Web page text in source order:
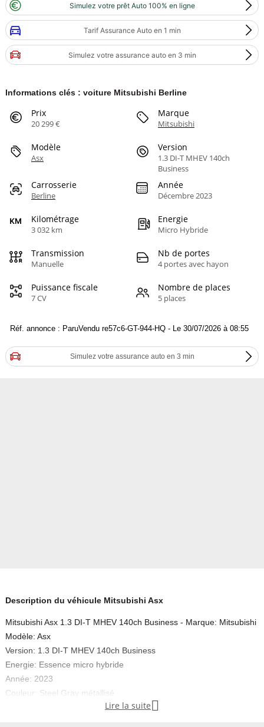
Simulez votre prêt Auto 100% en ligne
Tarif Assurance Auto en 1 min
Simulez votre assurance auto en 3 min
Informations clés : voiture Mitsubishi Berline
Prix
20 299 €
Marque
Mitsubishi
Modèle
Asx
Version
1.3 DI-T MHEV 140ch
Business
Carrosserie
Berline
Année
Décembre 2023
Kilométrage
3 032 km
Energie
Micro Hybride
Transmission
Manuelle
Nb de portes
4 portes avec hayon
Puissance fiscale
7 CV
Nombre de places
5 places
Réf. annonce : ParuVendu re57c6-GT-944-HQ - Le 30/07/2026 à 08:55
Simulez votre assurance auto en 3 min
Description du véhicule Mitsubishi Asx
Mitsubishi Asx 1.3 DI-T MHEV 140ch Business - Marque: Mitsubishi
Modèle: Asx
Version: 1.3 DI-T MHEV 140ch Business
Energie: Essence micro hybride
Année: 2023
Couleur: Steel Gray métallisé
Lire la suite 